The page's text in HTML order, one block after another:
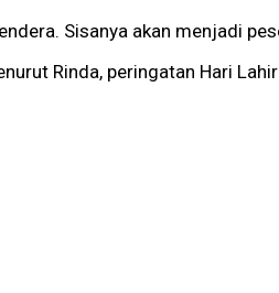
Sisanya akan menjadi
Rinda, peringatan Hari